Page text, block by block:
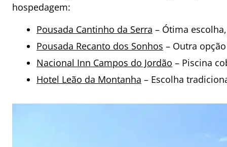
hospedagem:
Pousada Cantinho da Serra – Ótima
Pousada Recanto dos Sonhos – Outra
Nacional Inn Campos do Jordão – Piscina
Hotel Leão da Montanha – Escolha